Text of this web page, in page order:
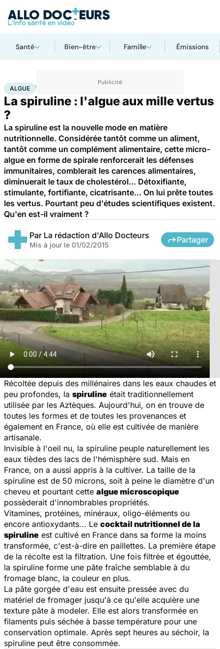
Santé Bien-être Famille Émissions
AccueilBien-être
ALGUE
La spiruline : l'algue aux mille vertus
?
La spiruline est la nouvelle mode en matière
nutritionnelle. Considérée tantôt comme un aliment,
tantôt comme un complément alimentaire, cette micro-
algue en forme de spirale renforcerait les défenses
immunitaires, comblerait les carences alimentaires,
diminuerait le taux de cholestérol... Détoxifiante,
stimulante, fortifiante, cicatrisante... On lui prête toutes
les vertus. Pourtant peu d'études scientifiques existent.
Qu'en est-il vraiment ?
Par La rédaction d'Allo Docteurs
Mis à jour le 01/02/2015
Partager
Récoltée depuis des millénaires dans les eaux chaudes et
peu profondes, la spiruline était traditionnellement
utilisée par les Aztèques. Aujourd'hui, on en trouve de
toutes les formes et de toutes les provenances et
également en France, où elle est cultivée de manière
artisanale.
Invisible à l'oeil nu, la spiruline peuple naturellement les
eaux tièdes des lacs de l'hémisphère sud. Mais en
France, on a aussi appris à la cultiver. La taille de la
spiruline est de 50 microns, soit à peine le diamètre d'un
cheveu et pourtant cette algue microscopique
possèderait d'innombrables propriétés.
Vitamines, protéines, minéraux, oligo-éléments ou
encore antioxydants... Le cocktail nutritionnel de la
spiruline est cultivé en France dans sa forme la moins
transformée, c'est-à-dire en paillettes. La première étape
de la récolte est la filtration. Une fois filtrée et égouttée,
la spiruline forme une pâte fraîche semblable à du
fromage blanc, la couleur en plus.
La pâte gorgée d'eau est ensuite pressée avec du
matériel de fromager jusqu'à ce qu'elle acquière une
texture pâte à modeler. Elle est alors transformée en
filaments puis séchée à basse température pour une
conservation optimale. Après sept heures au séchoir, la
spiruline peut être consommée.